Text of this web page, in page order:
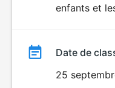
enfants et
Date de
25